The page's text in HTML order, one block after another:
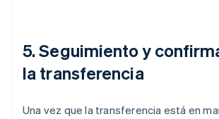
5. Seguimiento y
la transferencia
Una vez que la transferencia está en